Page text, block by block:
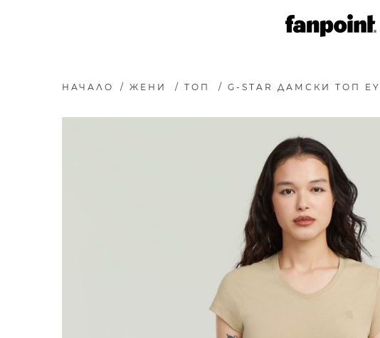
НАЧАЛО / ЖЕНИ / ТОП / G-STAR ДАМСКИ ТОП